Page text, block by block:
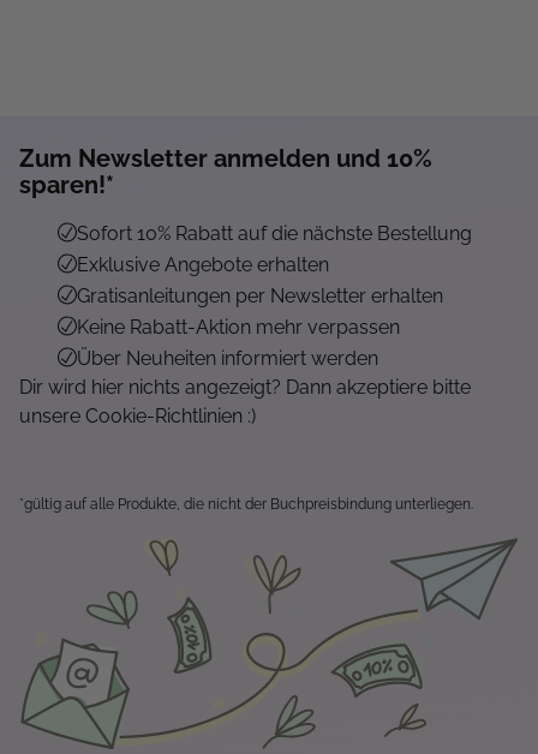
Zum Newsletter anmelden und 10%
sparen!*
Sofort 10% Rabatt auf die nächste Bestellung
Exklusive Angebote erhalten
Gratisanleitungen per Newsletter erhalten
Keine Rabatt-Aktion mehr verpassen
Über Neuheiten informiert werden
Dir wird hier nichts angezeigt? Dann akzeptiere bitte
unsere Cookie-Richtlinien :)
*gültig auf alle Produkte, die nicht der Buchpreisbindung unterliegen.